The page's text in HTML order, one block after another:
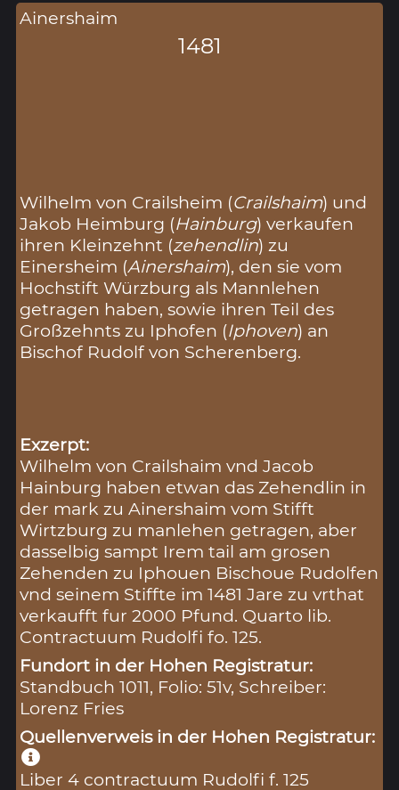
Ainershaim
1481
Wilhelm von Crailsheim (Crailshaim) und
Jakob Heimburg (Hainburg) verkaufen
ihren Kleinzehnt (zehendlin) zu
Einersheim (Ainershaim), den sie vom
Hochstift Würzburg als Mannlehen
getragen haben, sowie ihren Teil des
Großzehnts zu Iphofen (Iphoven) an
Bischof Rudolf von Scherenberg.
Exzerpt:
Wilhelm von Crailshaim vnd Jacob
Hainburg haben etwan das Zehendlin in
der mark zu Ainershaim vom Stifft
Wirtzburg zu manlehen getragen, aber
dasselbig sampt Irem tail am grosen
Zehenden zu Iphouen Bischoue Rudolfen
vnd seinem Stiffte im 1481 Jare zu vrthat
verkaufft fur 2000 Pfund. Quarto lib.
Contractuum Rudolfi fo. 125.
Fundort in der Hohen Registratur:
Standbuch 1011, Folio: 51v, Schreiber:
Lorenz Fries
Quellenverweis in der Hohen Registratur:
Liber 4 contractuum Rudolfi f. 125